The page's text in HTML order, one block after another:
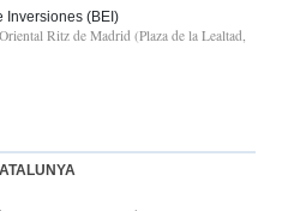
Inversiones (BEI)
Ritz de Madrid (Plaza de la Lealtad,